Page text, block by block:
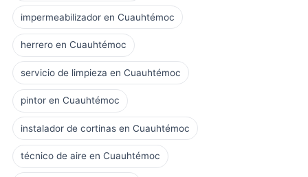
impermeabilizador en Cuauhtémoc
herrero en Cuauhtémoc
servicio de limpieza en Cuauhtémoc
pintor en Cuauhtémoc
instalador de cortinas en Cuauhtémoc
técnico de aire en Cuauhtémoc